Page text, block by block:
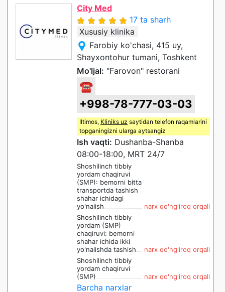
City Med
17 ta sharh
Xususiy klinika
Farobiy ko'chasi, 415 uy,
Shayxontohur tumani, Toshkent
Mo'ljal: "Farovon" restorani
☎
+998-78-777-03-03
Iltimos, Kliniks uz saytidan telefon raqamlarini
topganingizni ularga aytsangiz
Ish vaqti: Dushanba-Shanba
08:00-18:00, MRT 24/7
Shoshilinch tibbiy
yordam chaqiruvi
(SMP): bemorni bitta
transportda tashish
shahar ichidagi
yo'nalish
narx qo'ng'iroq orqali
Shoshilinch tibbiy
yordam (SMP)
chaqiruvi: bemorni
shahar ichida ikki
yo'nalishda tashish
narx qo'ng'iroq orqali
Shoshilinch tibbiy
yordam chaqiruvi
(SMP)
narx qo'ng'iroq orqali
Barcha narxlar